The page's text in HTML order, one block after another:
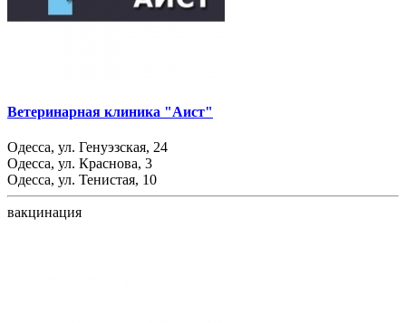
Ветеринарная клиника "Аист"
Одесса, ул. Генуэзская, 24
Одесса, ул. Краснова, 3
Одесса, ул. Тенистая, 10
вакцинация